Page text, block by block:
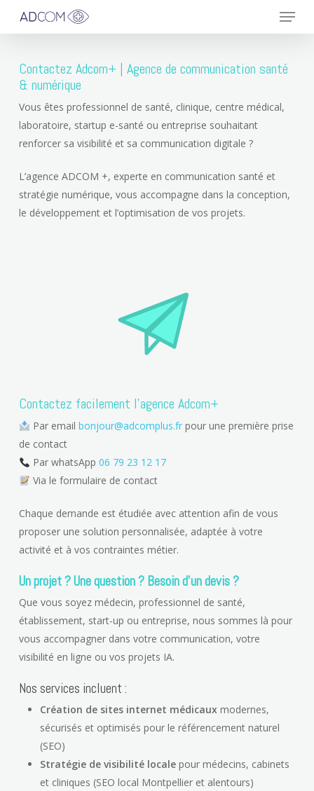
content
Menu
Contactez Adcom+ | Agence de communication santé
& numérique
Vous êtes professionnel de santé, clinique, centre médical,
laboratoire, startup e-santé ou entreprise souhaitant
renforcer sa visibilité et sa communication digitale ?
L’agence ADCOM +, experte en communication santé et
stratégie numérique, vous accompagne dans la conception,
le développement et l’optimisation de vos projets.
Contactez facilement l’agence Adcom+
Par email bonjour@adcomplus.frpour une première prise
de contact
Par whatsApp 06 79 23 12 17
Via le formulaire de contact
Chaque demande est étudiée avec attention afin de vous
proposer une solution personnalisée, adaptée à votre
activité et à vos contraintes métier.
Un projet ? Une question ? Besoin d’un devis ?
Que vous soyez médecin, professionnel de santé,
établissement, start-up ou entreprise, nous sommes là pour
vous accompagner dans votre communication, votre
visibilité en ligne ou vos projets IA.
Nos services incluent :
Création de sites internet médicaux modernes,
sécurisés et optimisés pour le référencement naturel
(SEO)
Stratégie de visibilité locale pour médecins, cabinets
et cliniques (SEO local Montpellier et alentours)